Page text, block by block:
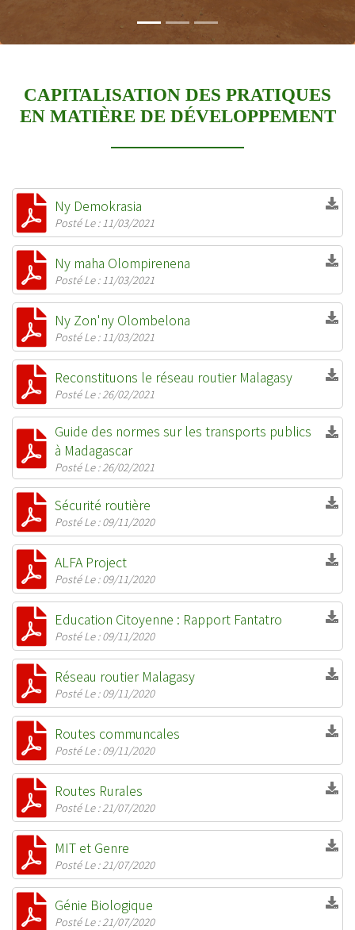
CAPITALISATION DES PRATIQUES
EN MATIÈRE DE DÉVELOPPEMENT
Ny Demokrasia
Posté Le : 11/03/2021
Ny maha Olompirenena
Posté Le : 11/03/2021
Ny Zon'ny Olombelona
Posté Le : 11/03/2021
Reconstituons le réseau routier Malagasy
Posté Le : 26/02/2021
Guide des normes sur les transports publics
à Madagascar
Posté Le : 26/02/2021
Sécurité routière
Posté Le : 09/11/2020
ALFA Project
Posté Le : 09/11/2020
Education Citoyenne : Rapport Fantatro
Posté Le : 09/11/2020
Réseau routier Malagasy
Posté Le : 09/11/2020
Routes communcales
Posté Le : 09/11/2020
Routes Rurales
Posté Le : 21/07/2020
MIT et Genre
Posté Le : 21/07/2020
Génie Biologique
Posté Le : 21/07/2020